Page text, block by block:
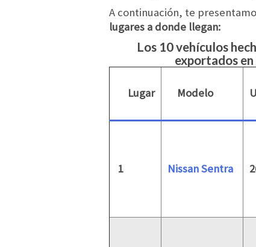
A continuación, te
lugares a donde llegan:
Los 10 vehículos
exportados
Lugar Modelo
1 Nissan Sentra